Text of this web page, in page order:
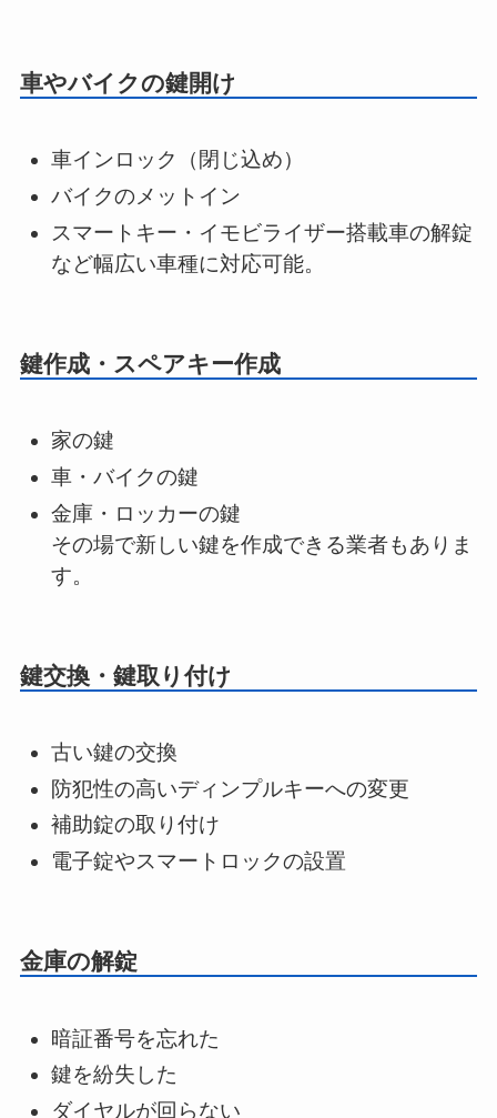
車やバイクの鍵開け
車インロック（閉じ込め）
バイクのメットイン
スマートキー・イモビライザー搭載車の解錠
など幅広い車種に対応可能。
鍵作成・スペアキー作成
家の鍵
車・バイクの鍵
金庫・ロッカーの鍵
その場で新しい鍵を作成できる業者もありま
す。
鍵交換・鍵取り付け
古い鍵の交換
防犯性の高いディンプルキーへの変更
補助錠の取り付け
電子錠やスマートロックの設置
金庫の解錠
暗証番号を忘れた
鍵を紛失した
ダイヤルが回らない